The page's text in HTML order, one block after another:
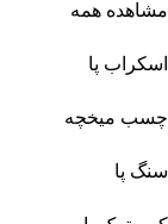
مشاهده همه
اسکراب پا
چسب میخچه
سنگ پا